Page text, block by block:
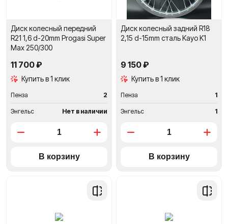
Диск колесный передний
R21 1,6 d-20mm Progasi Super
Max 250/300
11 700 ₽
Купить в 1 клик
Пенза 2
Энгельс Нет в наличии
Диск колесный задний R18
2,15 d-15mm сталь Kayo K1
9 150 ₽
Купить в 1 клик
Пенза 1
Энгельс 1
Добавить